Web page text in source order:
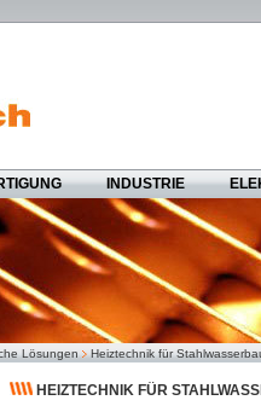
INDUSTRIE
Lösungen Heiztechnik für
HEIZTECHNIK FÜR